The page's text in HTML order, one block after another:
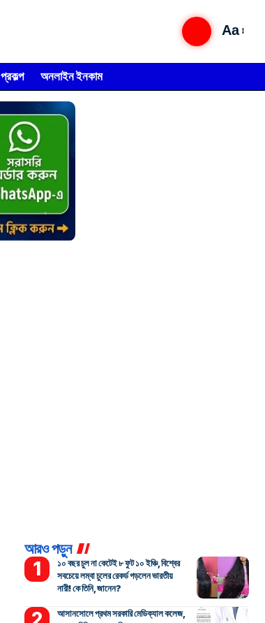
Aa
প্রকল্প অনলাইন ইনকাম
আরও পড়ুন
১০ বছর চুল না কেটেই ৮ ফুট ১০ ইঞ্চি, বিশ্বের
সবচেয়ে লম্বা চুলের রেকর্ড গড়লেন ভারতীয়
নারী! কে তিনি, জানেন?
আসানসোলে প্রথম সরকারি মেডিক্যাল কলেজ,